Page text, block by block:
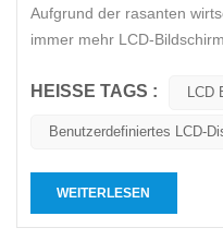
Aufgrund der rasanten
immer mehr LCD-
Bildschirme vor dem
um es herauszufinden1.
HEISSE TAGS : LCD
Benutzerdefiniertes LCD-
WEITERLESEN